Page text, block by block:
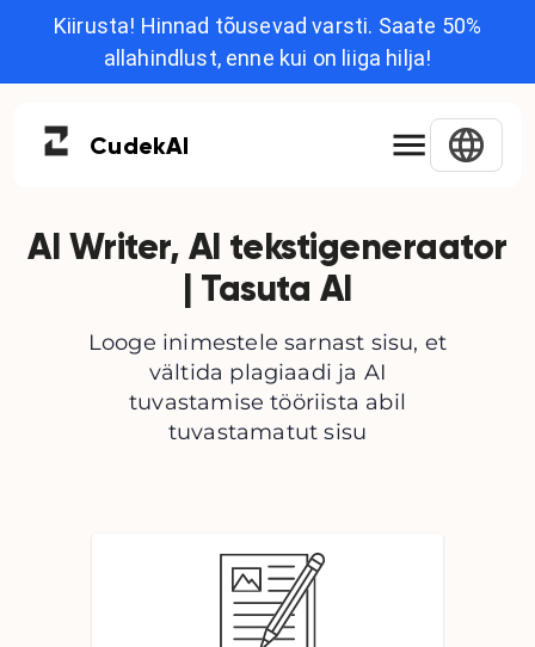
Kiirusta! Hinnad tõusevad varsti. Saate 50%
allahindlust, enne kui on liiga hilja!
CudekAI
AI Writer, AI tekstigeneraator
| Tasuta AI
Looge inimestele sarnast sisu, et
vältida plagiaadi ja AI
tuvastamise tööriista abil
tuvastamatut sisu